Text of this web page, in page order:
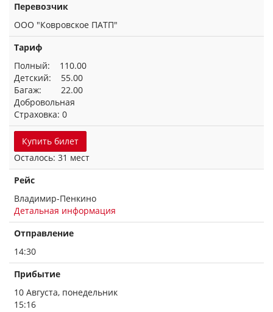
Перевозчик
ООО "Ковровское ПАТП"
Тариф
Полный: 110.00
Детский: 55.00
Багаж: 22.00
Добровольная
Страховка: 0
Купить билет
Осталось: 31 мест
Рейс
Владимир-Пенкино
Детальная информация
Отправление
14:30
Прибытие
10 Августа, понедельник
15:16